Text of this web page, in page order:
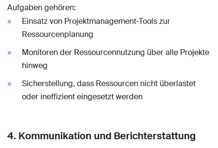
Aufgaben gehören:
Einsatz von Projektmanagement-Tools zur
Ressourcenplanung
Monitoren der Ressourcennutzung über alle Projekte
hinweg
Sicherstellung, dass Ressourcen nicht überlastet
oder ineffizient eingesetzt werden
4. Kommunikation und Berichterstattung